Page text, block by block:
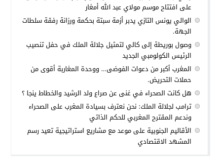
على افتتاح موسم مولاي عبد الله أمغار
الوالي يونس التازي يدبر أزمة سبتة بحكمة ورزانة رفقة سلطات
الجهة.
وصول بوريطة إلى كالي لتمثيل جلالة الملك في حفل تنصيب
الرئيس الكولومبي الجديد
المغرب أكبر من دعوات الفوضى… ووحدة المغاربة أقوى من
حملات التحريض.
هل كانت الصحراء في غنى عن صراع ولد الرشيد والخطاط ينجا ؟
ترامب لجلالة الملك: نحن نعترف بسيادة المغرب على الصحراء
وندعم المقترح المغربي للحكم الذاتي
الأقاليم الجنوبية على موعد مع مشاريع استراتيجية تعيد رسم
المشهد الاقتصادي